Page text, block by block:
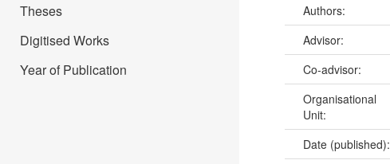
Theses
Digitised Works
Year of Publication
Authors:
Advisor:
Co-advisor:
Organisational
Unit:
Date (published):